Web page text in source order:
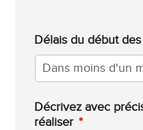
Délais du début
Décrivez avec
réaliser *